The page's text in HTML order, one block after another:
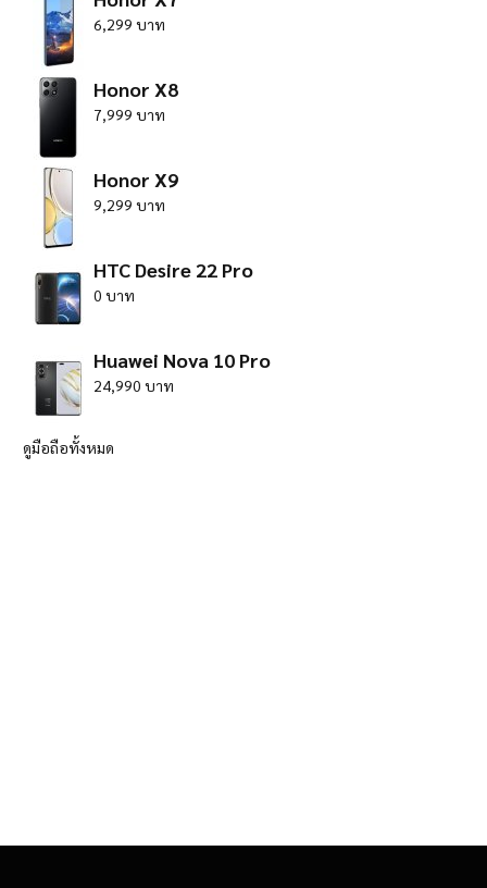
6,299 บาท
Honor X8
7,999 บาท
Honor X9
9,299 บาท
HTC Desire 22 Pro
0 บาท
Huawei Nova 10 Pro
24,990 บาท
ดูมือถือทั้งหมด